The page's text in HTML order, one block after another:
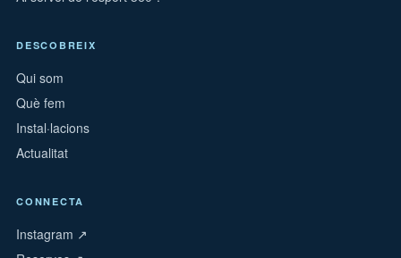
DESCOBREIX
Qui som
Què fem
Instal·lacions
Actualitat
CONNECTA
Instagram ↗